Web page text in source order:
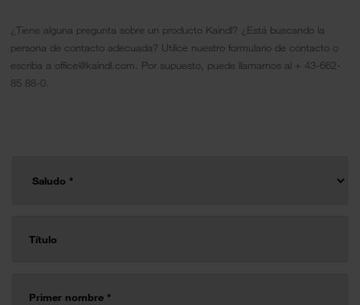
¿Tiene alguna pregunta sobre un producto Kaindl? ¿Está buscando la
persona de contacto adecuada? Utilice nuestro formulario de contacto o
escriba a office@kaindl.com. Por supuesto, puede llamarnos al + 43-662-
85 88-0.